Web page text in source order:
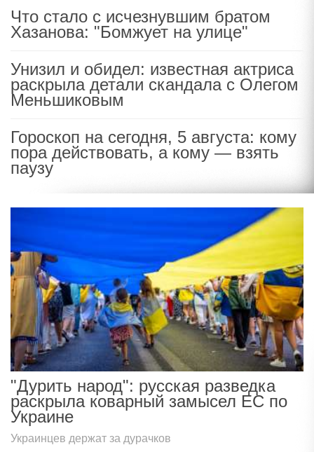
Что стало с исчезнувшим братом
Хазанова: "Бомжует на улице"
Унизил и обидел: известная актриса
раскрыла детали скандала с Олегом
Меньшиковым
Гороскоп на сегодня, 5 августа: кому
пора действовать, а кому — взять
паузу
"Дурить народ": русская разведка
раскрыла коварный замысел ЕС по
Украине
Украинцев держат за дурачков